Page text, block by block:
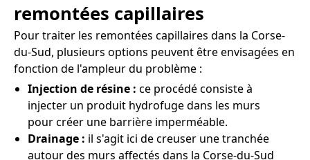
remontées capillaires
Pour traiter les remontées capillaires dans la Corse-
du-Sud, plusieurs options peuvent être envisagées en
fonction de l'ampleur du problème :
Injection de résine : ce procédé consiste à
injecter un produit hydrofuge dans les murs
pour créer une barrière imperméable.
Drainage : il s'agit ici de creuser une tranchée
autour des murs affectés dans la Corse-du-Sud